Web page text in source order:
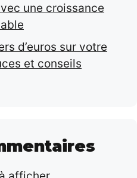
une croissance
d’euros sur votre
et conseils